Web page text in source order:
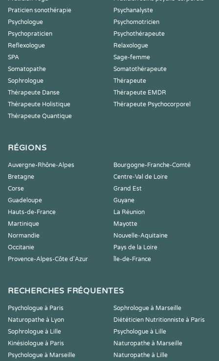
Praticien sonothérapie
Psychanalyste
Psychologue
Psychomotricien
Psychopraticien
Psychothérapeute
Reflexologue
Relaxologue
SPA
Sage-femme
Somatopathe
Somatothérapeute
Sophrologue
Thérapeute
Thérapeute Danse
Thérapeute EMDR
Thérapeute Holistique
Thérapeute Psychocorporel
Thérapeute Quantique
RÉGIONS
Auvergne-Rhône-Alpes
Bourgogne-Franche-Comté
Bretagne
Centre-Val de Loire
Corse
Grand Est
Guadeloupe
Guyane
Hauts-de-France
La Réunion
Martinique
Mayotte
Normandie
Nouvelle-Aquitaine
Occitanie
Pays de la Loire
Provence-Alpes-Côte d'Azur
Île-de-France
RECHERCHES FRÉQUENTES
Psychologue à Paris
Sophrologue à Marseille
Naturopathe à Lyon
Diététicien Nutritionniste à Paris
Sophrologue à Lille
Psychologue à Lille
Kinésiologue à Paris
Naturopathe à Marseille
Psychologue à Marseille
Naturopathe à Lille